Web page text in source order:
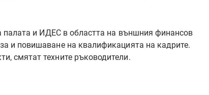
и ИДЕС в областта на външния финансов
и повишаване на квалификацията на кадрите.
смятат техните ръководители.